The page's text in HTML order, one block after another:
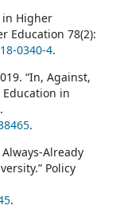
in Higher
Education 78(2):
0340-4.
“In, Against,
in
.
Already
Policy
.